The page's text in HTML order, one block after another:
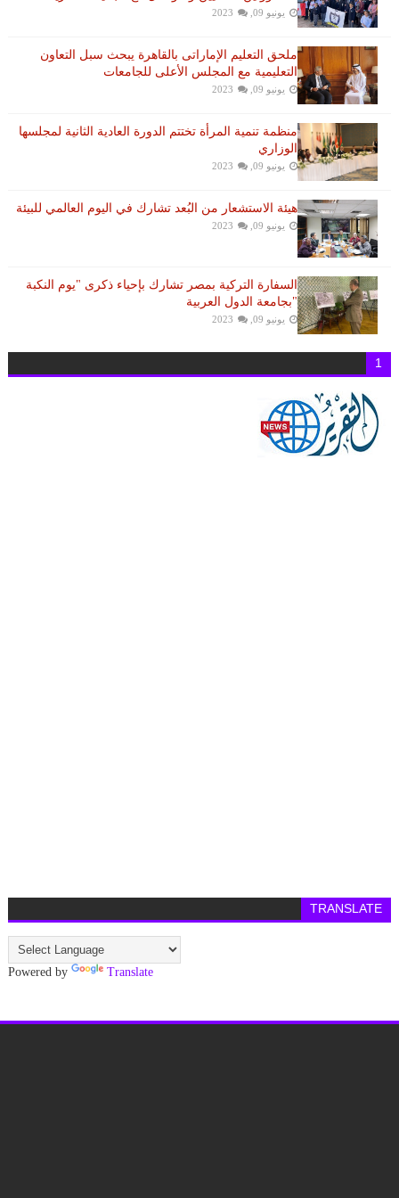
يونيو 09, 2023
ملحق التعليم الإماراتى بالقاهرة يبحث سبل التعاون
التعليمية مع المجلس الأعلى للجامعات
يونيو 09, 2023
منظمة تنمية المرأة تختتم الدورة العادية الثانية لمجلسها
الوزاري
يونيو 09, 2023
هيئة الاستشعار من البُعد تشارك في اليوم العالمي للبيئة
يونيو 09, 2023
السفارة التركية بمصر تشارك بإحياء ذكرى "يوم النكبة
"بجامعة الدول العربية
يونيو 09, 2023
1
TRANSLATE
Powered by Translate